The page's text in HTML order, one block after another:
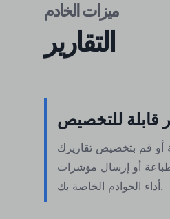
ميزات الخادم
التقارير
قابلة للتخصيص
أو قم بتخصيص تقاريرك
أو إرسال مؤشرات
أداء الخوادم الخاصة بك.